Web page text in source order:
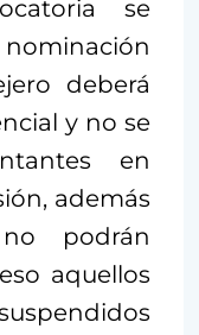
se
deberá
y no se
en
además
podrán
aquellos